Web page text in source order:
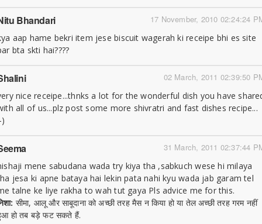
17 November, 2010 02:24:24
Bhandari
aap hame bekri item jese biscuit wagerah ki receipe bhi es site
bta skti hai????
02 March, 2011 02:39:50
nice receipe...thnks a lot for the wonderful dish you have
all of us...plz post some more shivratri and fast dishes recipe...
31 March, 2011 02:37:44
mene sabudana wada try kiya tha ,sabkuch wese hi milaya
jesa ki apne bataya hai lekin pata nahi kyu wada jab garam tel
talne ke liye rakha to wah tut gaya Pls advice me for this.
सीमा, आलू और साबूदाना को अच्छी तरह मैस न किया हो या तेल अच्छी तरह गरम नहीं
हो तब बड़े फट सकते हैं.